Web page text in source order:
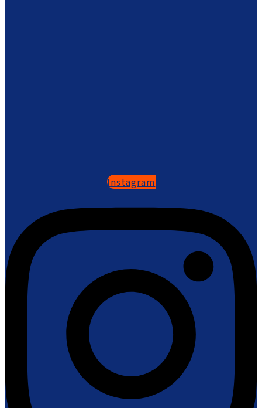
Instagram